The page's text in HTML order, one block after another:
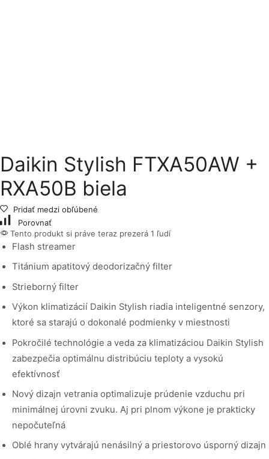
Daikin Stylish FTXA50AW +
RXA50B biela
Pridať medzi obľúbené
Porovnať
Tento produkt si práve teraz prezerá 1 ľudí
Flash streamer
Titánium apatitový deodorizačný filter
Strieborný filter
Výkon klimatizácií Daikin Stylish riadia inteligentné senzory,
ktoré sa starajú o dokonalé podmienky v miestnosti
Pokročilé technológie a veda za klimatizáciou Daikin Stylish
zabezpečia optimálnu distribúciu teploty a vysokú
efektívnosť
Nový dizajn vetrania optimalizuje prúdenie vzduchu pri
minimálnej úrovni zvuku. Aj pri plnom výkone je prakticky
nepočuteľná
Oblé hrany vytvárajú nenásilný a priestorovo úsporný dizajn